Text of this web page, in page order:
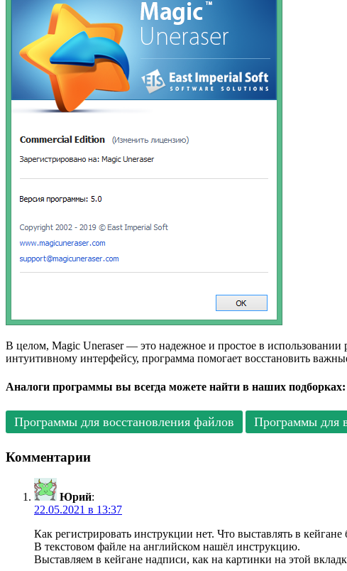
В целом, Magic Uneraser — это надежное и простое в
интуитивному интерфейсу, программа помогает восстановить
Аналоги программы вы всегда можете найти в наших подборках:
Программы для восстановления файлов Программы для
Комментарии
Юрий:
22.05.2021 в 13:37
Как регистрировать инструкции нет. Что выставлять в кейгане
В текстовом файле на английском нашёл инструкцию.
Выставляем в кейгане надписи, как на картинки на этой